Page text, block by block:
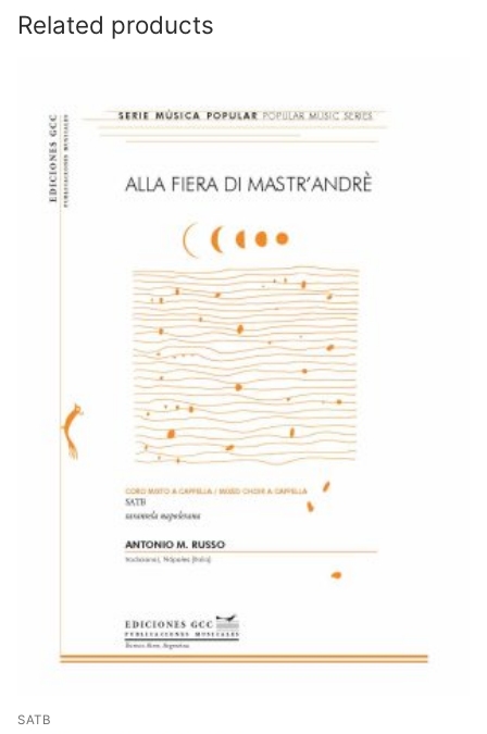
Related products
SATB